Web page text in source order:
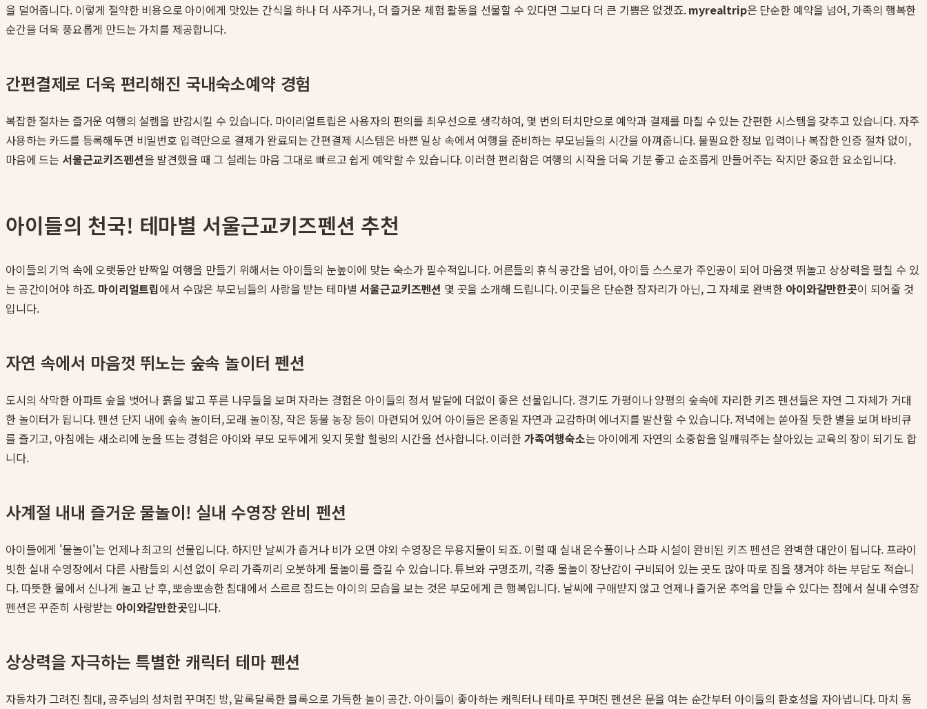
을 덜어줍니다. 이렇게 절약한 비용으로 아이에게 맛있는 간식을 하나 더 사주거나, 더 즐거운 체험 활동을 선물할 수 있다면 그보다 더 큰 기쁨은 없겠죠.myrealtrip은 단순한 예약을 넘어, 가족의 행복한
순간을 더욱 풍요롭게 만드는 가치를 제공합니다.
간편결제로 더욱 편리해진 국내숙소예약 경험
복잡한 절차는 즐거운 여행의 설렘을 반감시킬 수 있습니다. 마이리얼트립은 사용자의 편의를 최우선으로 생각하여, 몇 번의 터치만으로 예약과 결제를 마칠 수 있는 간편한 시스템을 갖추고 있습니다. 자주
사용하는 카드를 등록해두면 비밀번호 입력만으로 결제가 완료되는 간편결제 시스템은 바쁜 일상 속에서 여행을 준비하는 부모님들의 시간을 아껴줍니다. 불필요한 정보 입력이나 복잡한 인증 절차 없이,
마음에 드는 서울근교키즈펜션을 발견했을 때 그 설레는 마음 그대로 빠르고 쉽게 예약할 수 있습니다. 이러한 편리함은 여행의 시작을 더욱 기분 좋고 순조롭게 만들어주는 작지만 중요한 요소입니다.
아이들의 천국! 테마별 서울근교키즈펜션 추천
아이들의 기억 속에 오랫동안 반짝일 여행을 만들기 위해서는 아이들의 눈높이에 맞는 숙소가 필수적입니다. 어른들의 휴식 공간을 넘어, 아이들 스스로가 주인공이 되어 마음껏 뛰놀고 상상력을 펼칠 수 있
는 공간이어야 하죠. 마이리얼트립에서 수많은 부모님들의 사랑을 받는 테마별 서울근교키즈펜션 몇 곳을 소개해 드립니다. 이곳들은 단순한 잠자리가 아닌, 그 자체로 완벽한 아이와갈만한곳이 되어줄 것
입니다.
자연 속에서 마음껏 뛰노는 숲속 놀이터 펜션
도시의 삭막한 아파트 숲을 벗어나 흙을 밟고 푸른 나무들을 보며 자라는 경험은 아이들의 정서 발달에 더없이 좋은 선물입니다. 경기도 가평이나 양평의 숲속에 자리한 키즈 펜션들은 자연 그 자체가 거대
한 놀이터가 됩니다. 펜션 단지 내에 숲속 놀이터, 모래 놀이장, 작은 동물 농장 등이 마련되어 있어 아이들은 온종일 자연과 교감하며 에너지를 발산할 수 있습니다. 저녁에는 쏟아질 듯한 별을 보며 바비큐
를 즐기고, 아침에는 새소리에 눈을 뜨는 경험은 아이와 부모 모두에게 잊지 못할 힐링의 시간을 선사합니다. 이러한가족여행숙소는 아이에게 자연의 소중함을 일깨워주는 살아있는 교육의 장이 되기도 합
니다.
사계절 내내 즐거운 물놀이! 실내 수영장 완비 펜션
아이들에게 '물놀이'는 언제나 최고의 선물입니다. 하지만 날씨가 춥거나 비가 오면 야외 수영장은 무용지물이 되죠. 이럴 때 실내 온수풀이나 스파 시설이 완비된 키즈 펜션은 완벽한 대안이 됩니다. 프라이
빗한 실내 수영장에서 다른 사람들의 시선 없이 우리 가족끼리 오붓하게 물놀이를 즐길 수 있습니다. 튜브와 구명조끼, 각종 물놀이 장난감이 구비되어 있는 곳도 많아 따로 짐을 챙겨야 하는 부담도 적습니
다. 따뜻한 물에서 신나게 놀고 난 후, 뽀송뽀송한 침대에서 스르르 잠드는 아이의 모습을 보는 것은 부모에게 큰 행복입니다. 날씨에 구애받지 않고 언제나 즐거운 추억을 만들 수 있다는 점에서 실내 수영장
펜션은 꾸준히 사랑받는 아이와갈만한곳입니다.
상상력을 자극하는 특별한 캐릭터 테마 펜션
자동차가 그려진 침대, 공주님의 성처럼 꾸며진 방, 알록달록한 블록으로 가득한 놀이 공간. 아이들이 좋아하는 캐릭터나 테마로 꾸며진 펜션은 문을 여는 순간부터 아이들의 환호성을 자아냅니다. 마치 동